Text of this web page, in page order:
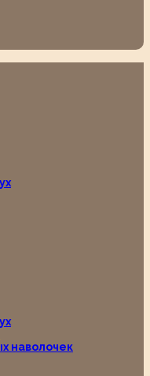
наволочек